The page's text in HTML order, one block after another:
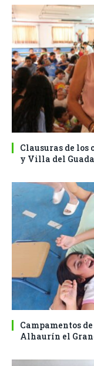
Clausuras de
y Villa del
Campamentos
Alhaurín el